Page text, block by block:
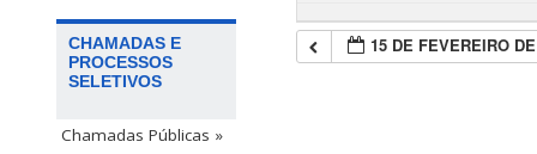
CHAMADAS E
PROCESSOS
SELETIVOS
Chamadas Públicas »
15 DE FEVEREIRO